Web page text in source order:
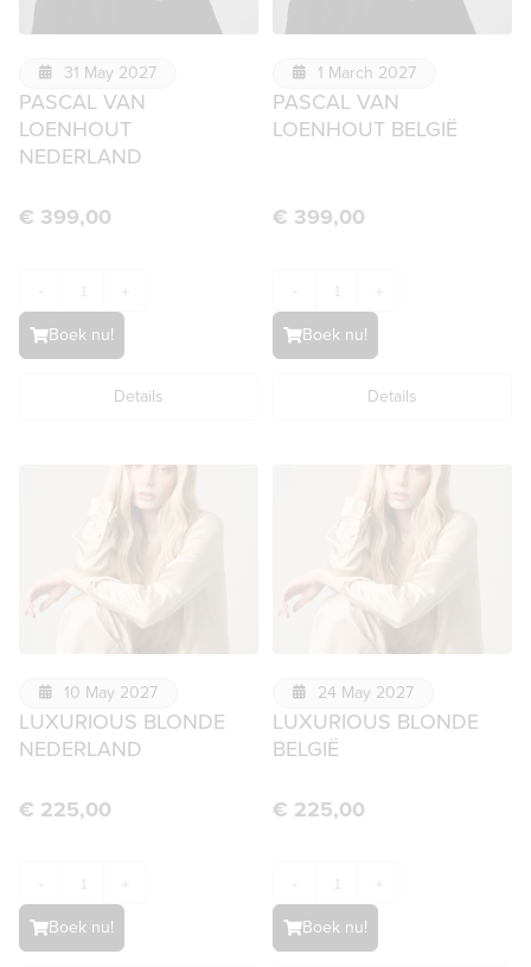
31 May 2027
PASCAL VAN
LOENHOUT
NEDERLAND
€ 399,00
-
Boek nu!
Details
1 March 2027
PASCAL VAN
LOENHOUT BELGIË
€ 399,00
-
Boek nu!
Details
10 May 2027
LUXURIOUS BLONDE
NEDERLAND
€ 225,00
-
Boek nu!
24 May 2027
LUXURIOUS BLONDE
BELGIË
€ 225,00
-
Boek nu!